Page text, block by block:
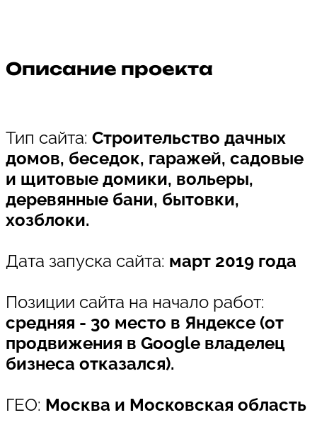
Описание проекта
Тип сайта: Строительство дачных
домов, беседок, гаражей, садовые
и щитовые домики, вольеры,
деревянные бани, бытовки,
хозблоки.
Дата запуска сайта: март 2019 года
Позиции сайта на начало работ:
средняя - 30 место в Яндексе (от
продвижения в Google владелец
бизнеса отказался).
ГЕО: Москва и Московская область